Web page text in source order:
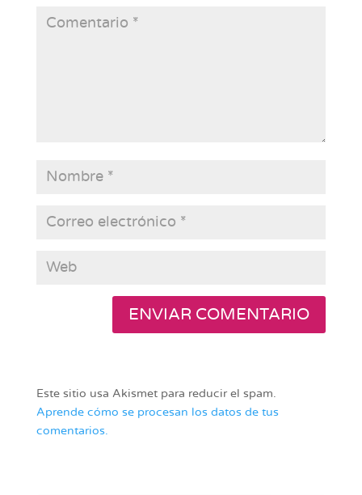
Este sitio usa Akismet para reducir el spam.
Aprende cómo se procesan los datos de tus
comentarios.